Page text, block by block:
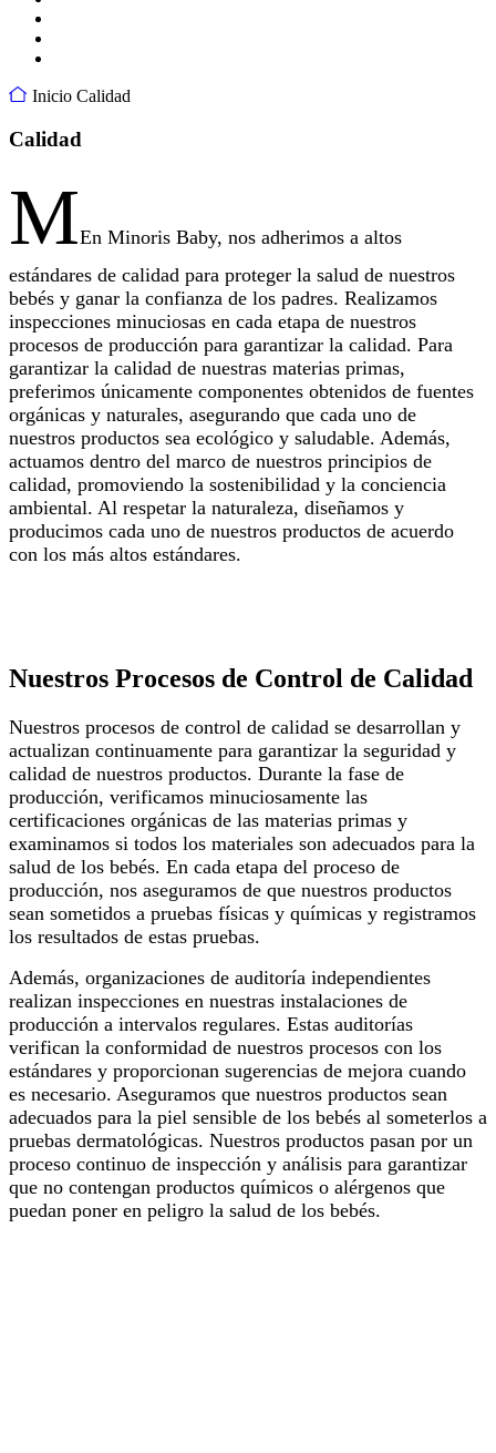
Inicio Calidad
Calidad
MEn Minoris Baby, nos adherimos a altos
estándares de calidad para proteger la salud de nuestros
bebés y ganar la confianza de los padres. Realizamos
inspecciones minuciosas en cada etapa de nuestros
procesos de producción para garantizar la calidad. Para
garantizar la calidad de nuestras materias primas,
preferimos únicamente componentes obtenidos de fuentes
orgánicas y naturales, asegurando que cada uno de
nuestros productos sea ecológico y saludable. Además,
actuamos dentro del marco de nuestros principios de
calidad, promoviendo la sostenibilidad y la conciencia
ambiental. Al respetar la naturaleza, diseñamos y
producimos cada uno de nuestros productos de acuerdo
con los más altos estándares.
Nuestros Procesos de Control de Calidad
Nuestros procesos de control de calidad se desarrollan y
actualizan continuamente para garantizar la seguridad y
calidad de nuestros productos. Durante la fase de
producción, verificamos minuciosamente las
certificaciones orgánicas de las materias primas y
examinamos si todos los materiales son adecuados para la
salud de los bebés. En cada etapa del proceso de
producción, nos aseguramos de que nuestros productos
sean sometidos a pruebas físicas y químicas y registramos
los resultados de estas pruebas.
Además, organizaciones de auditoría independientes
realizan inspecciones en nuestras instalaciones de
producción a intervalos regulares. Estas auditorías
verifican la conformidad de nuestros procesos con los
estándares y proporcionan sugerencias de mejora cuando
es necesario. Aseguramos que nuestros productos sean
adecuados para la piel sensible de los bebés al someterlos a
pruebas dermatológicas. Nuestros productos pasan por un
proceso continuo de inspección y análisis para garantizar
que no contengan productos químicos o alérgenos que
puedan poner en peligro la salud de los bebés.